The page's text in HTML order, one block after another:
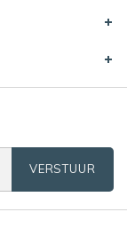
VERSTUUR